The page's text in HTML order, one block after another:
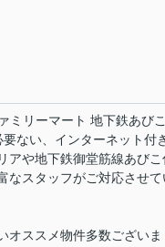
ミリーマート 地下鉄あび
ない、インターネット付
アや地下鉄御堂筋線あびこ
なスタッフがご対応させて
オススメ物件多数ございま